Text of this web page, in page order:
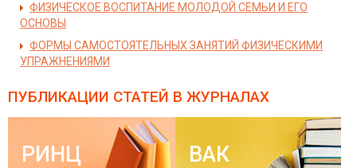
ФИЗИЧЕСКОЕ ВОСПИТАНИЕ МОЛОДОЙ СЕМЬИ И ЕГО
ОСНОВЫ
ФОРМЫ САМОСТОЯТЕЛЬНЫХ ЗАНЯТИЙ ФИЗИЧЕСКИМИ
УПРАЖНЕНИЯМИ
ПУБЛИКАЦИИ СТАТЕЙ В ЖУРНАЛАХ
РИНЦ ВАК